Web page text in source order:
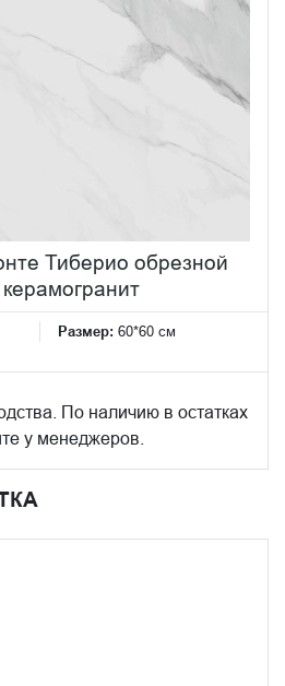
Тиберио обрезной
Размер: 60*60 см
По наличию в остатках
у менеджеров.